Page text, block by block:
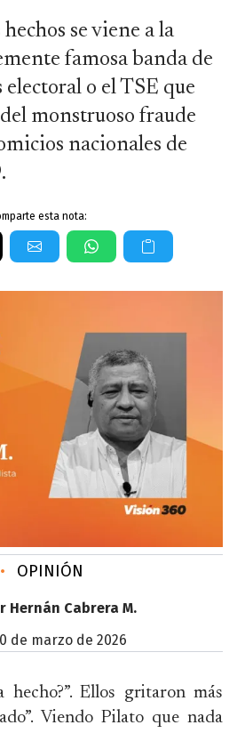
se viene a la
famosa banda de
electoral o el TSE que
monstruoso fraude
nacionales de
esta nota:
• OPINIÓN
Hernán Cabrera M.
de marzo de 2026
hecho?”. Ellos gritaron más
Viendo Pilato que nada